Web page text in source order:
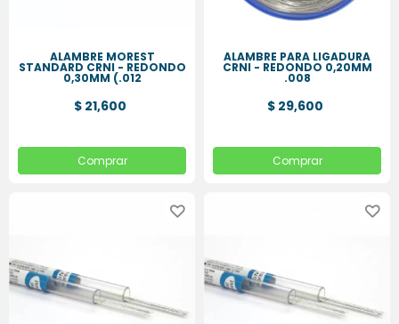
ALAMBRE MOREST
STANDARD CRNI - REDONDO
0,30MM (.012
$ 21,600
Comprar
ALAMBRE PARA LIGADURA
CRNI - REDONDO 0,20MM
.008
$ 29,600
Comprar
PLACAS